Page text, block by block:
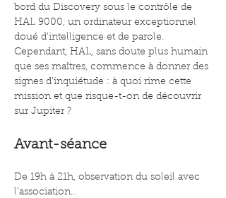
bord du Discovery sous le contrôle de
HAL 9000, un ordinateur exceptionnel
doué d’intelligence et de parole.
Cependant, HAL, sans doute plus humain
que ses maîtres, commence à donner des
signes d’inquiétude : à quoi rime cette
mission et que risque-t-on de découvrir
sur Jupiter ?
Avant-séance
De 19h à 21h, observation du soleil avec
l’association…